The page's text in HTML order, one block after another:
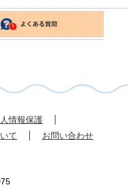
情報保護
て お問い合わせ